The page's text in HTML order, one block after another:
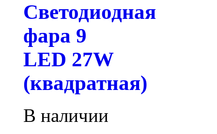
Светодиодная
фара 9
LED 27W
(квадратная)
В наличии